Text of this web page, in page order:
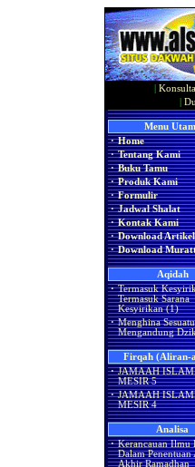
Menu
· Home
· Tentang Kami
· Buku Tamu
· Produk Kami
· Formulir
· Jadwal Shalat
· Kontak Kami
· Download Artikel
· Download
Aqidah
· Termasuk
Termasuk Sarana
Kesyirikan (1)
· Menghina
Mengandung
Firqah (Aliran-
· JAMAAH
MESIR 5
· JAMAAH
MESIR 4
Analisa
· Kerancauan Ilmu
Dalam Penentuan
Akhir Ramadhan